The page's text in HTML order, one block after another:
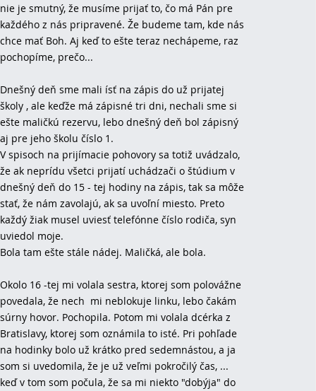
nie je smutný, že musíme prijať to, čo má Pán pre
každého z nás pripravené. Že budeme tam, kde nás
chce mať Boh. Aj keď to ešte teraz nechápeme, raz
pochopíme, prečo...
Dnešný deň sme mali ísť na zápis do už prijatej
školy , ale keďže má zápisné tri dni, nechali sme si
ešte maličkú rezervu, lebo dnešný deň bol zápisný
aj pre jeho školu číslo 1.
V spisoch na prijímacie pohovory sa totiž uvádzalo,
že ak neprídu všetci prijatí uchádzači o štúdium v
dnešný deň do 15 - tej hodiny na zápis, tak sa môže
stať, že nám zavolajú, ak sa uvoľní miesto. Preto
každý žiak musel uviesť telefónne číslo rodiča, syn
uviedol moje.
Bola tam ešte stále nádej. Maličká, ale bola.
Okolo 16 -tej mi volala sestra, ktorej som polovážne
povedala, že nech mi neblokuje linku, lebo čakám
súrny hovor. Pochopila. Potom mi volala dcérka z
Bratislavy, ktorej som oznámila to isté. Pri pohľade
na hodinky bolo už krátko pred sedemnástou, a ja
som si uvedomila, že je už veľmi pokročilý čas, ...
keď v tom som počula, že sa mi niekto "dobýja" do